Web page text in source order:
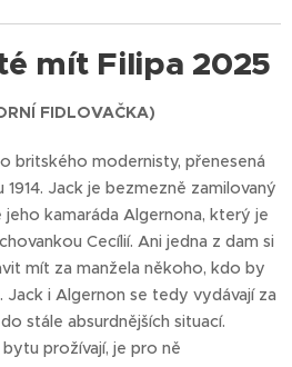
mít Filipa 2025
FIDLOVAČKA)
britského modernisty, přenesená
Jack je bezmezně zamilovaný
kamaráda Algernona, který je
Cecílií. Ani jedna z dam si
mít za manžela někoho, kdo by
Jack i Algernon se tedy vydávají za
stále absurdnějších situací.
prožívají, je pro ně